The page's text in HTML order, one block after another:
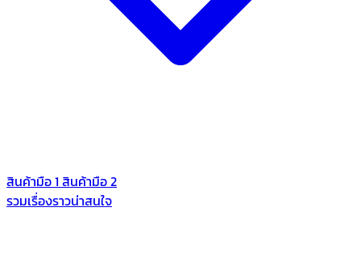
สินค้ามือ 1 สินค้ามือ 2
รวมเรื่องราวน่าสนใจ